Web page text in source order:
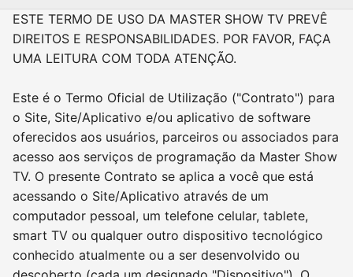
ESTE TERMO DE USO DA MASTER SHOW TV PREVÊ
DIREITOS E RESPONSABILIDADES. POR FAVOR, FAÇA
UMA LEITURA COM TODA ATENÇÃO.
Este é o Termo Oficial de Utilização ("Contrato") para
o Site, Site/Aplicativo e/ou aplicativo de software
oferecidos aos usuários, parceiros ou associados para
acesso aos serviços de programação da Master Show
TV. O presente Contrato se aplica a você que está
acessando o Site/Aplicativo através de um
computador pessoal, um telefone celular, tablete,
smart TV ou qualquer outro dispositivo tecnológico
conhecido atualmente ou a ser desenvolvido ou